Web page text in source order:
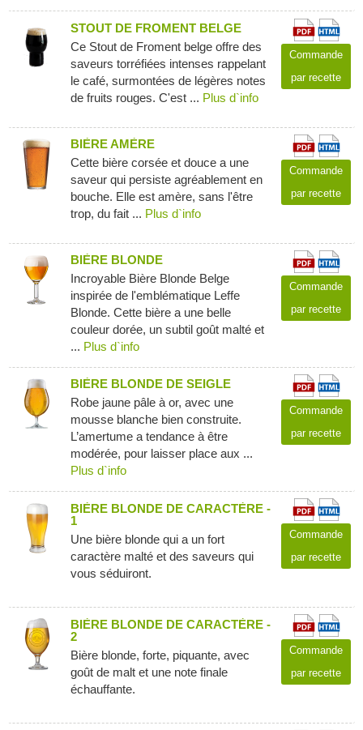
STOUT DE FROMENT BELGE
Ce Stout de Froment belge offre des
saveurs torréfiées intenses rappelant
le café, surmontées de légères notes
de fruits rouges. C'est ... Plus d`info
Commande
par recette
BIÈRE AMÈRE
Cette bière corsée et douce a une
saveur qui persiste agréablement en
bouche. Elle est amère, sans l'être
trop, du fait ... Plus d`info
Commande
par recette
BIÈRE BLONDE
Incroyable Bière Blonde Belge
inspirée de l'emblématique Leffe
Blonde. Cette bière a une belle
couleur dorée, un subtil goût malté et
... Plus d`info
Commande
par recette
BIÈRE BLONDE DE SEIGLE
Robe jaune pâle à or, avec une
mousse blanche bien construite.
L’amertume a tendance à être
modérée, pour laisser place aux ...
Plus d`info
Commande
par recette
BIÈRE BLONDE DE CARACTÈRE -
1
Une bière blonde qui a un fort
caractère malté et des saveurs qui
vous séduiront.
Commande
par recette
BIÈRE BLONDE DE CARACTÈRE -
2
Bière blonde, forte, piquante, avec
goût de malt et une note finale
échauffante.
Commande
par recette